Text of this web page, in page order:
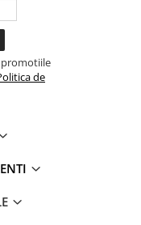
promotiile
de